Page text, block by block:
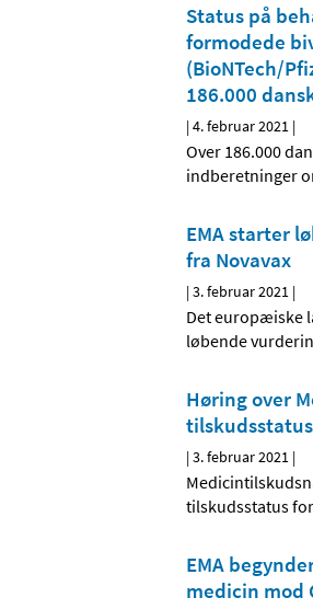
Status på
formodede
(BioNTech/
186.000
|4. februar 2021 |
Over 186.000
indberetninger
EMA starter
fra Novavax
|3. februar 2021 |
Det europæiske
løbende
Høring over
|3. februar 2021 |
tilskudsstatus
EMA
medicin mod